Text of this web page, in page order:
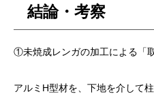
結論・考察
①未焼成レンガの加工による「
アルミH型材を、下地を介して